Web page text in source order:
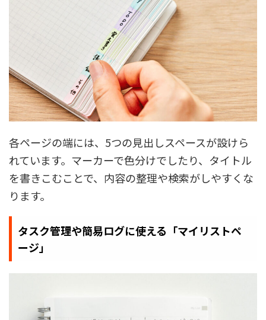
各ページの端には、5つの見出しスペースが設けら
れています。マーカーで色分けでしたり、タイトル
を書きこむことで、内容の整理や検索がしやすくな
ります。
タスク管理や簡易ログに使える「マイリストペ
ージ」